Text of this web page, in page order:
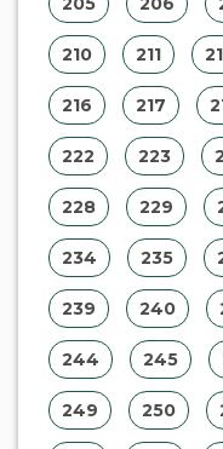
210 211
216 217
222 223
228 229
234 235
239 240
244 245
249 250